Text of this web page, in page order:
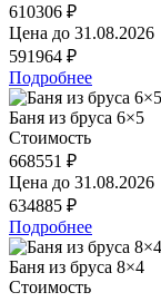
610306 ₽
Цена до 31.08.2026
591964 ₽
Подробнее
Баня из бруса 6×5
Стоимость
668551 ₽
Цена до 31.08.2026
634885 ₽
Подробнее
Баня из бруса 8×4
Стоимость